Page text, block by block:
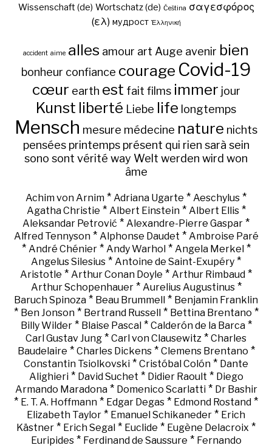
Wissenschaft (de) Wortschatz (de) Čeština σαγεσφόρος
(ελ) мудрост Ἑλληνική
accident aime alles amour art Auge avenir bien
bonheur confiance courage Covid-19
cœur earth est fait films immer jour
Kunst liberté Liebe life longtemps
Mensch mesure médecine nature nichts
pensées printemps présent qui rien sarà sein
sono sont vérité way Welt werden wird won
âme
Achim von Arnim * Adriana Ugarte * Aeschylus *
Agatha Christie * Albert Einstein* Albert Ellis*
Aleksandar Petrović * Alexandre-Pierre Gaspar *
Alfred Tennyson* Alphonse Daudet * Ambroise Paré
* André Chénier* Andy Warhol * Angela Merkel *
Angelus Silesius * Antoine de Saint-Exupéry *
Aristotle * Arthur Conan Doyle * Arthur Rimbaud *
Arthur Schopenhauer* Aurelius Augustinus*
Baruch Spinoza * Beau Brummell * Benjamin Franklin
* Ben Jonson* Bertrand Russell * Bettina Brentano *
Billy Wilder* Blaise Pascal* Calderón de la Barca*
Carl Gustav Jung * Carl von Clausewitz * Charles
Baudelaire * Charles Dickens* Clemens Brentano *
Constantin Tsiolkovski * Cristóbal Colón * Dante
Alighieri* David Suchet * Didier Raoult * Diego
Armando Maradona* Domenico Scarlatti* Dr Bashir
* E. T. A. Hoffmann * Edgar Degas * Edmond Rostand *
Elizabeth Taylor * Emanuel Schikaneder * Erich
Kästner * Erich Segal * Euclide * Eugène Delacroix *
Euripides* Ferdinand de Saussure * Fernando